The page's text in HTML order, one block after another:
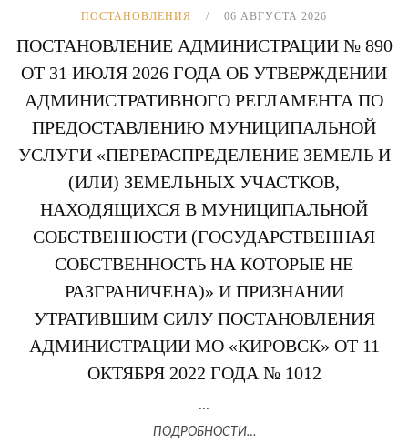
ПОСТАНОВЛЕНИЯ 06 АВГУСТА 2026
ПОСТАНОВЛЕНИЕ АДМИНИСТРАЦИИ № 890
ОТ 31 ИЮЛЯ 2026 ГОДА ОБ УТВЕРЖДЕНИИ
АДМИНИСТРАТИВНОГО РЕГЛАМЕНТА ПО
ПРЕДОСТАВЛЕНИЮ МУНИЦИПАЛЬНОЙ
УСЛУГИ «ПЕРЕРАСПРЕДЕЛЕНИЕ ЗЕМЕЛЬ И
(ИЛИ) ЗЕМЕЛЬНЫХ УЧАСТКОВ,
НАХОДЯЩИХСЯ В МУНИЦИПАЛЬНОЙ
СОБСТВЕННОСТИ (ГОСУДАРСТВЕННАЯ
СОБСТВЕННОСТЬ НА КОТОРЫЕ НЕ
РАЗГРАНИЧЕНА)» И ПРИЗНАНИИ
УТРАТИВШИМ СИЛУ ПОСТАНОВЛЕНИЯ
АДМИНИСТРАЦИИ МО «КИРОВСК» ОТ 11
ОКТЯБРЯ 2022 ГОДА № 1012
...
ПОДРОБНОСТИ…